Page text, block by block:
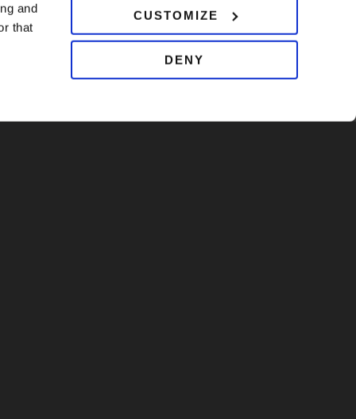
and
that
CUSTOMIZE
DENY